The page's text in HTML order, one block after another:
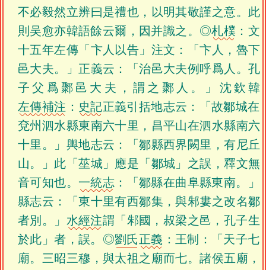
不必毅然立辨曰是禮也，以明其敬謹之意。此
則吴愈亦韓語餘云爾，因并識之。◎札樸 ：文
十五年左傳「卞人以告」注文：「卞人，魯下
邑大夫。」正義云：「治邑大夫例呼爲人。孔
子父爲鄹邑大夫，謂之鄹人。」沈欽韓
左傳補注 ： 史記正義引括地志云：「故鄒城在
兗州泗水縣東南六十里，昌平山在泗水縣南六
十里。」輿地志云：「鄒縣西界闕里，有尼丘
山。」此「莝城」應是「鄒城」之誤，釋文無
音可知也。 一統志 ：「鄒縣在曲阜縣東南。」
縣志云：「東十里有西鄒集，與邾婁之改名鄒
者別。」 水經注謂「邾國，叔梁之邑，孔子生
於此」者，誤。◎劉氏正義 ：王制：「天子七
廟。三昭三穆，與太祖之廟而七。諸侯五廟，